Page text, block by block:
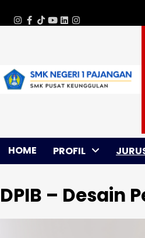
WhatsApp
Instagram
Facebook
TikTok
Youtube
Linkedin
Instagram
HOME PROFIL
DPIB – Desain